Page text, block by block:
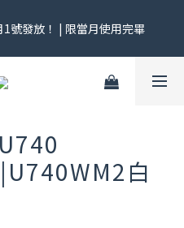
不同快去領！
號發放！ | 限當月使用完畢
搶｜$299／$999 各一張｜官網
白